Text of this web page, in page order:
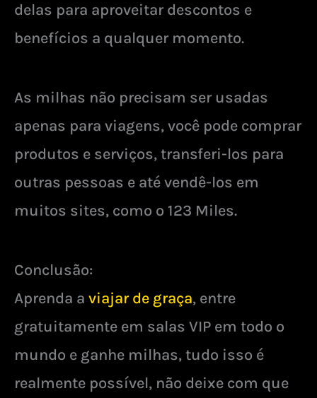
delas para aproveitar descontos e
benefícios a qualquer momento.
As milhas não precisam ser usadas
apenas para viagens, você pode comprar
produtos e serviços, transferi-los para
outras pessoas e até vendê-los em
muitos sites, como o 123 Miles.
Conclusão:
Aprenda a viajar de graça, entre
gratuitamente em salas VIP em todo o
mundo e ganhe milhas, tudo isso é
realmente possível, não deixe com que